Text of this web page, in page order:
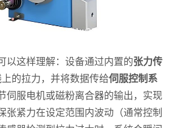
以这样理解：设备通过内置的张力传
的拉力，并将数据传给伺服控制系
伺服电机或磁粉离合器的输出，实现
张紧力在设定范围内波动（通常控制